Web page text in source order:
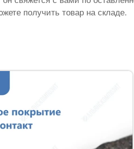
получить товар на складе.